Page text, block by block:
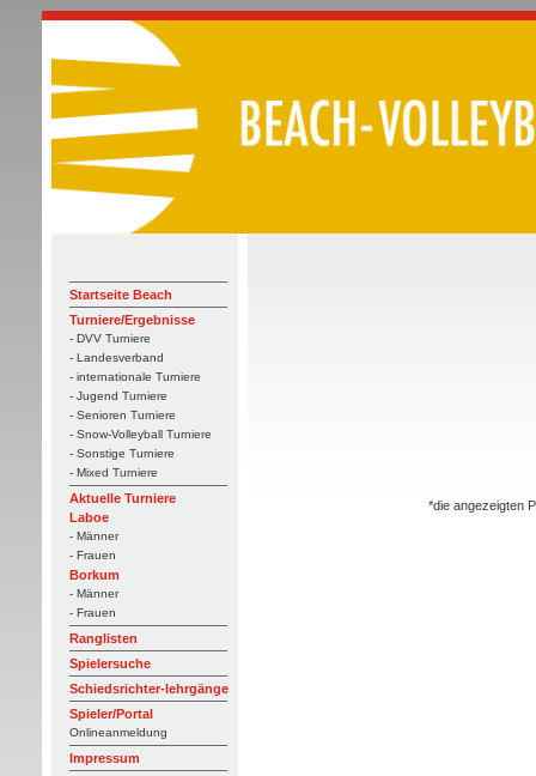
Startseite Beach
Turniere/Ergebnisse
- DVV Turniere
- Landesverband
- internationale Turniere
- Jugend Turniere
- Senioren Turniere
- Snow-Volleyball Turniere
- Sonstige Turniere
- Mixed Turniere
Aktuelle Turniere
Laboe
- Männer
- Frauen
Borkum
- Männer
- Frauen
Ranglisten
Spielersuche
Schiedsrichter-lehrgänge
Spieler/Portal
Onlineanmeldung
Impressum
*die angezeigten